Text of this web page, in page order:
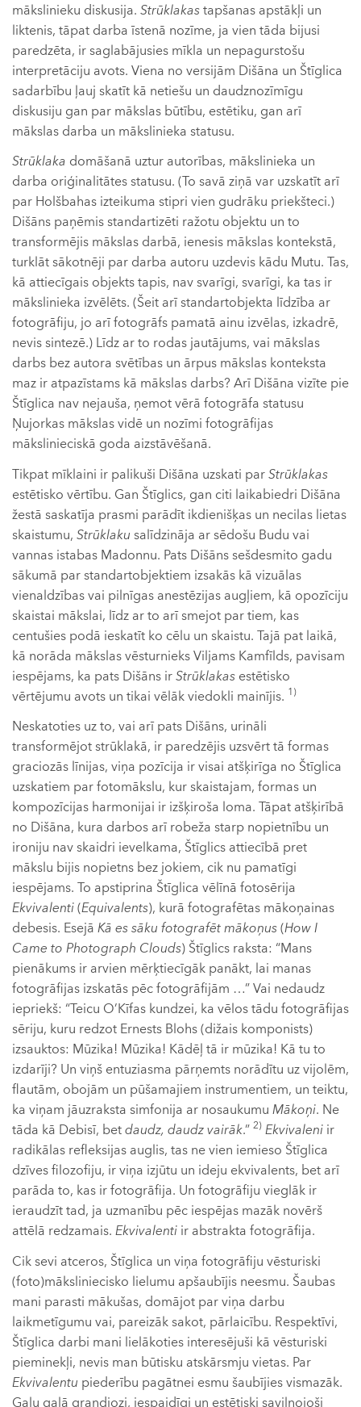
mākslinieku diskusija. Strūklakastapšanas apstākļi un
liktenis, tāpat darba īstenā nozīme, ja vien tāda bijusi
paredzēta, ir saglabājusies mīkla un nepagurstošu
interpretāciju avots. Viena no versijām Dišāna un Štīglica
sadarbību ļauj skatīt kā netiešu un daudznozīmīgu
diskusiju gan par mākslas būtību, estētiku, gan arī
mākslas darba un mākslinieka statusu.
Strūklaka domāšanā uztur autorības, mākslinieka un
darba oriģinalitātes statusu. (To savā ziņā var uzskatīt arī
par Holšbahas izteikuma stipri vien gudrāku priekšteci.)
Dišāns paņēmis standartizēti ražotu objektu un to
transformējis mākslas darbā, ienesis mākslas kontekstā,
turklāt sākotnēji par darba autoru uzdevis kādu Mutu. Tas,
kā attiecīgais objekts tapis, nav svarīgi, svarīgi, ka tas ir
mākslinieka izvēlēts. (Šeit arī standartobjekta līdzība ar
fotogrāfiju, jo arī fotogrāfs pamatā ainu izvēlas, izkadrē,
nevis sintezē.) Līdz ar to rodas jautājums, vai mākslas
darbs bez autora svētības un ārpus mākslas konteksta
maz ir atpazīstams kā mākslas darbs? Arī Dišāna vizīte pie
Štīglica nav nejauša, ņemot vērā fotogrāfa statusu
Ņujorkas mākslas vidē un nozīmi fotogrāfijas
mākslinieciskā goda aizstāvēšanā.
Tikpat mīklaini ir palikuši Dišāna uzskati parStrūklakas
estētisko vērtību. Gan Štīglics, gan citi laikabiedri Dišāna
žestā saskatīja prasmi parādīt ikdienišķas un necilas lietas
skaistumu, Strūklaku salīdzināja ar sēdošu Budu vai
vannas istabas Madonnu. Pats Dišāns sešdesmito gadu
sākumā par standartobjektiem izsakās kā vizuālas
vienaldzības vai pilnīgas anestēzijas augļiem, kā opozīciju
skaistai mākslai, līdz ar to arī smejot par tiem, kas
centušies podā ieskatīt ko cēlu un skaistu. Tajā pat laikā,
kā norāda mākslas vēsturnieks Viljams Kamfīlds, pavisam
iespējams, ka pats Dišāns irStrūklakas estētisko
vērtējumu avots un tikai vēlāk viedokli mainījis. 1)
Neskatoties uz to, vai arī pats Dišāns, urināli
transformējot strūklakā, ir paredzējis uzsvērt tā formas
graciozās līnijas, viņa pozīcija ir visai atšķirīga no Štīglica
uzskatiem par fotomākslu, kur skaistajam, formas un
kompozīcijas harmonijai ir izšķiroša loma. Tāpat atšķirībā
no Dišāna, kura darbos arī robeža starp nopietnību un
ironiju nav skaidri ievelkama, Štīglics attiecībā pret
mākslu bijis nopietns bez jokiem, cik nu pamatīgi
iespējams. To apstiprina Štīglica vēlīnā fotosērija
Ekvivalenti(Equivalents), kurā fotografētas mākoņainas
debesis. Esejā Kā es sāku fotografēt mākoņus(How I
Came to Photograph Clouds) Štīglics raksta: “Mans
pienākums ir arvien mērķtiecīgāk panākt, lai manas
fotogrāfijas izskatās pēc fotogrāfijām …” Vai nedaudz
iepriekš: “Teicu O’Kīfas kundzei, ka vēlos tādu fotogrāfijas
sēriju, kuru redzot Ernests Blohs (dižais komponists)
izsauktos: Mūzika! Mūzika! Kādēļ tā ir mūzika! Kā tu to
izdarīji? Un viņš entuziasma pārņemts norādītu uz vijolēm,
flautām, obojām un pūšamajiem instrumentiem, un teiktu,
ka viņam jāuzraksta simfonija ar nosaukumu Mākoņi. Ne
tāda kā Debisī, betdaudz, daudz vairāk.” 2) Ekvivaleni ir
radikālas refleksijas auglis, tas ne vien iemieso Štīglica
dzīves filozofiju, ir viņa izjūtu un ideju ekvivalents, bet arī
parāda to, kas ir fotogrāfija. Un fotogrāfiju vieglāk ir
ieraudzīt tad, ja uzmanību pēc iespējas mazāk novērš
attēlā redzamais. Ekvivalenti ir abstrakta fotogrāfija.
Cik sevi atceros, Štīglica un viņa fotogrāfiju vēsturiski
(foto)māksliniecisko lielumu apšaubījis neesmu. Šaubas
mani parasti mākušas, domājot par viņa darbu
laikmetīgumu vai, pareizāk sakot, pārlaicību. Respektīvi,
Štīglica darbi mani lielākoties interesējuši kā vēsturiski
pieminekļi, nevis man būtisku atskārsmju vietas. Par
Ekvivalentu piederību pagātnei esmu šaubījies vismazāk.
Galu galā grandiozi, iespaidīgi un estētiski saviļņojoši